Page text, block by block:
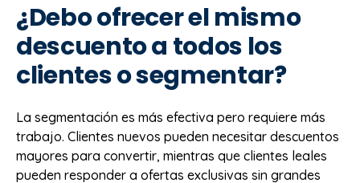
¿Debo ofrecer el mismo
descuento a todos los
clientes o segmentar?
La segmentación es más efectiva pero requiere más
trabajo. Clientes nuevos pueden necesitar descuentos
mayores para convertir, mientras que clientes leales
pueden responder a ofertas exclusivas sin grandes